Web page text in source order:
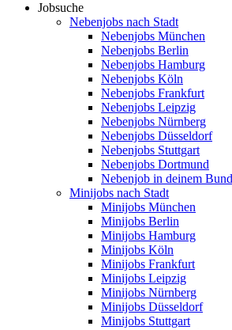
Jobsuche
Nebenjobs nach Stadt
Nebenjobs München
Nebenjobs Berlin
Nebenjobs Hamburg
Nebenjobs Köln
Nebenjobs Frankfurt
Nebenjobs Leipzig
Nebenjobs Nürnberg
Nebenjobs Düsseldorf
Nebenjobs Stuttgart
Nebenjobs Dortmund
Nebenjob in deinem
Minijobs nach Stadt
Minijobs München
Minijobs Berlin
Minijobs Hamburg
Minijobs Köln
Minijobs Frankfurt
Minijobs Leipzig
Minijobs Nürnberg
Minijobs Düsseldorf
Minijobs Stuttgart